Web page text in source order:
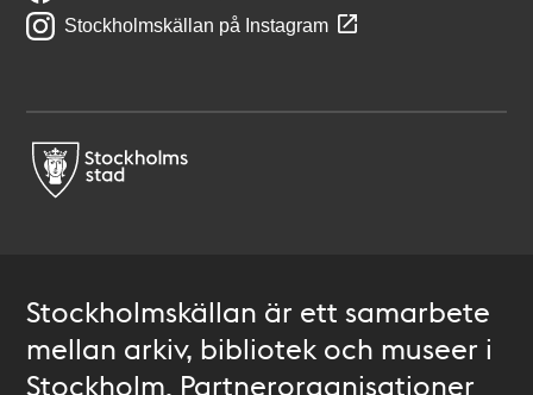
Stockholmskällan på Instagram
Stockholmskällan är ett samarbete
mellan arkiv, bibliotek och museer i
Stockholm. Partnerorganisationer